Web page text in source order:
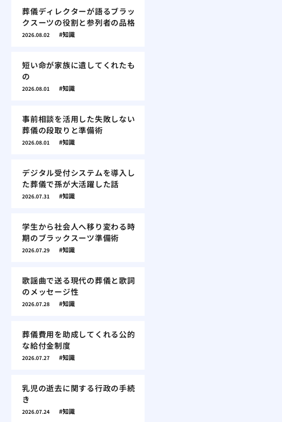
葬儀ディレクターが語るブラッ
クスーツの役割と参列者の品格
2026.08.02 知識
短い命が家族に遺してくれたも
の
2026.08.01 知識
事前相談を活用した失敗しない
葬儀の段取りと準備術
2026.08.01 知識
デジタル受付システムを導入し
た葬儀で孫が大活躍した話
2026.07.31 知識
学生から社会人へ移り変わる時
期のブラックスーツ準備術
2026.07.29 知識
歌謡曲で送る現代の葬儀と歌詞
のメッセージ性
2026.07.28 知識
葬儀費用を助成してくれる公的
な給付金制度
2026.07.27 知識
乳児の逝去に関する行政の手続
き
2026.07.24 知識